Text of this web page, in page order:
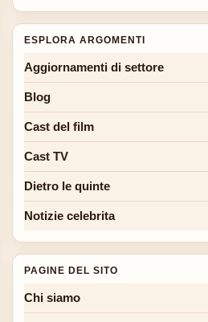
ESPLORA ARGOMENTI
Aggiornamenti di settore
Blog
Cast del film
Cast TV
Dietro le quinte
Notizie celebrita
PAGINE DEL SITO
Chi siamo